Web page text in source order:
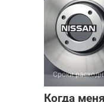
Сроки
Когда